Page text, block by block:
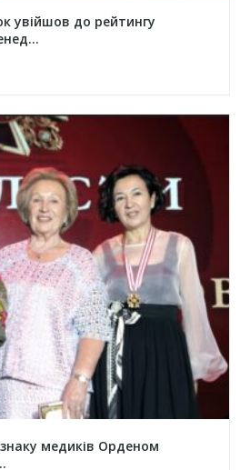
увійшов до рейтингу
медиків Орденом